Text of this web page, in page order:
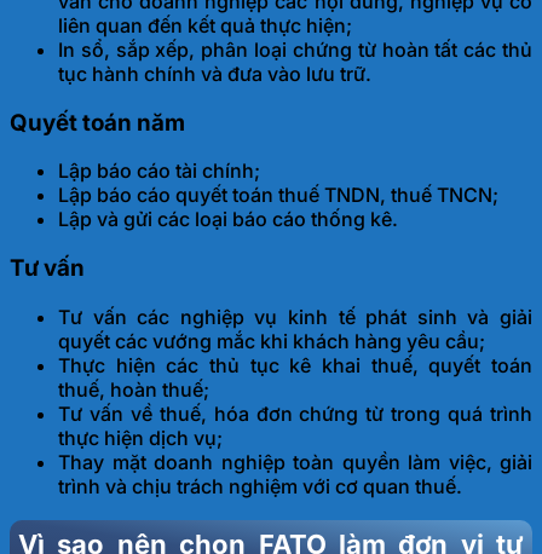
liên quan đến kết quả thực hiện;
In sổ, sắp xếp, phân loại chứng từ hoàn tất các thủ
tục hành chính và đưa vào lưu trữ.
Quyết toán năm
Lập báo cáo tài chính;
Lập báo cáo quyết toán thuế TNDN, thuế TNCN;
Lập và gửi các loại báo cáo thống kê.
Tư vấn
Tư vấn các nghiệp vụ kinh tế phát sinh và giải
quyết các vướng mắc khi khách hàng yêu cầu;
Thực hiện các thủ tục kê khai thuế, quyết toán
thuế, hoàn thuế;
Tư vấn về thuế, hóa đơn chứng từ trong quá trình
thực hiện dịch vụ;
Thay mặt doanh nghiệp toàn quyền làm việc, giải
trình và chịu trách nghiệm với cơ quan thuế.
Vì sao nên chọn FATO làm đơn vị tư